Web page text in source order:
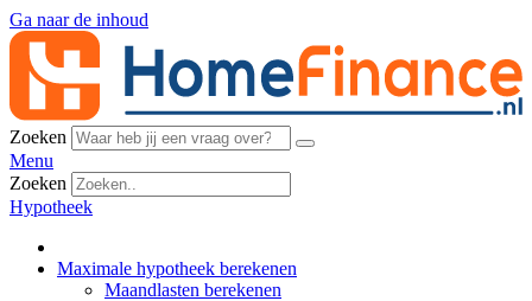
Ga naar de inhoud
Zoeken
Menu
Zoeken
Hypotheek
Maximale hypotheek berekenen
Maandlasten berekenen